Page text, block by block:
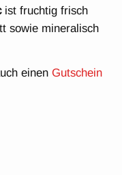
ist fruchtig frisch
sowie mineralisch
einenGutschein